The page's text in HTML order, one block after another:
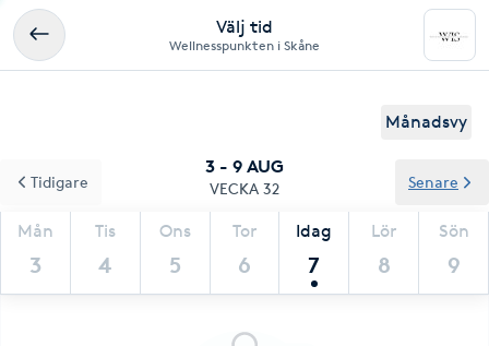
Välj tid
Wellnesspunkten i Skåne
Månadsvy
3 - 9 AUG
VECKA 32
Mån
3
Tis
4
Ons
5
Tor
6
Idag
7
Lör
8
Sön
9
Tidigare Senare